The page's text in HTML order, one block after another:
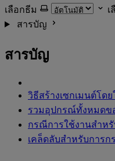
เลือกธีม
เ
สารบัญ
สารบัญ
วิธีสร้างเซกเมนต์โด
รวมอุปกรณ์ทั้งหมดข
กรณีการใช้งานสำหรั
เคล็ดลับสำหรับการก